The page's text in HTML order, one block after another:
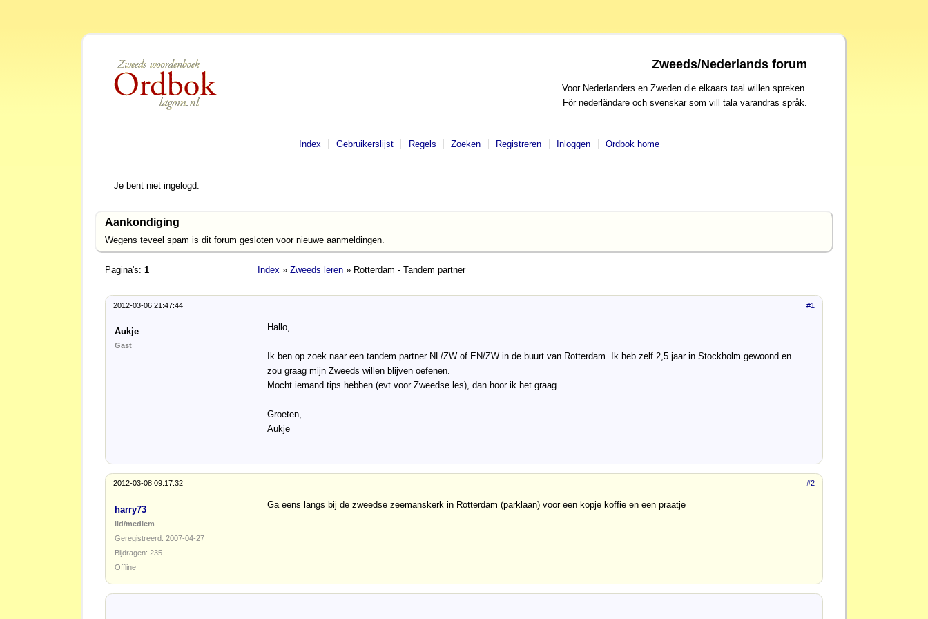
Zweeds/Nederlands forum
Voor Nederlanders en Zweden die elkaars taal willen spreken.
För nederländare och svenskar som vill tala varandras språk.
Index Gebruikerslijst Regels Zoeken Registreren Inloggen Ordbok home
Je bent niet ingelogd.
Aankondiging
Wegens teveel spam is dit forum gesloten voor nieuwe aanmeldingen.
Pagina's: 1 Index » Zweeds leren » Rotterdam - Tandem partner
#1
2012-03-06 21:47:44
Aukje
Gast
Hallo,
Ik ben op zoek naar een tandem partner NL/ZW of EN/ZW in de buurt van Rotterdam. Ik heb zelf 2,5 jaar in Stockholm gewoond en
zou graag mijn Zweeds willen blijven oefenen.
Mocht iemand tips hebben (evt voor Zweedse les), dan hoor ik het graag.
Groeten,
Aukje
#2
2012-03-08 09:17:32
harry73
lid/medlem
Geregistreerd: 2007-04-27
Bijdragen: 235
Ga eens langs bij de zweedse zeemanskerk in Rotterdam (parklaan) voor een kopje koffie en een praatje
Offline